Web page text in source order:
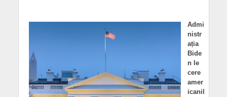
Admi
nistr
ația
Bide
n le
cere
amer
icanil